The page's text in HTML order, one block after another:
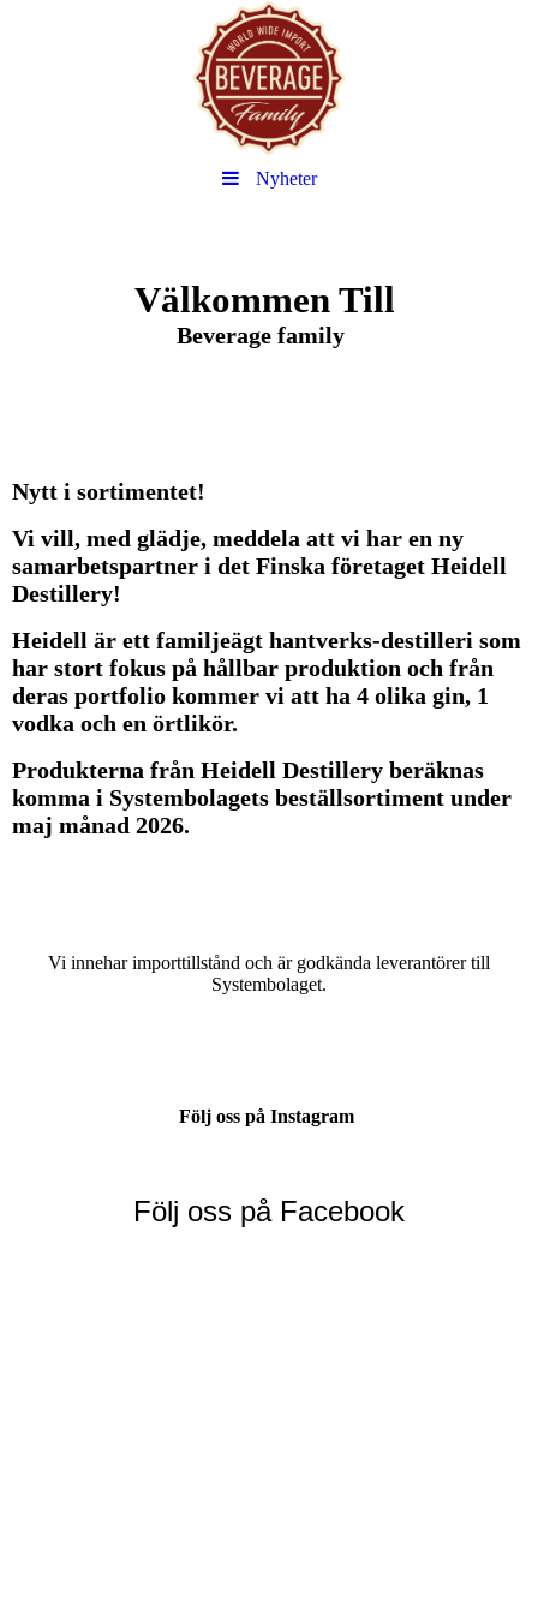
Nyheter
Välkommen Till
Beverage family
Nytt i sortimentet!
Vi vill, med glädje, meddela att vi har en ny
samarbetspartner i det Finska företaget Heidell
Destillery!
Heidell är ett familjeägt hantverks-destilleri som
har stort fokus på hållbar produktion och från
deras portfolio kommer vi att ha 4 olika gin, 1
vodka och en örtlikör.
Produkterna från Heidell Destillery beräknas
komma i Systembolagets beställsortiment under
maj månad 2026.
Vi innehar importtillstånd och är godkända leverantörer till
Systembolaget.
Följ oss på Instagram
Följ oss på Facebook